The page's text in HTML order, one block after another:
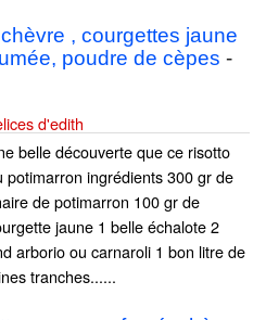
, courgettes jaune
poudre de cèpes -
d'edith
belle découverte que ce risotto
potimarron ingrédients 300 gr de
de potimarron 100 gr de
jaune 1 belle échalote 2
arborio ou carnaroli 1 bon litre de
tranches......